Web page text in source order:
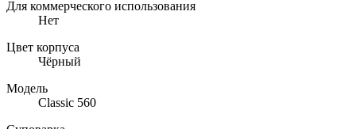
Для коммерческого использования
Нет
Цвет корпуса
Чёрный
Модель
Classic 560